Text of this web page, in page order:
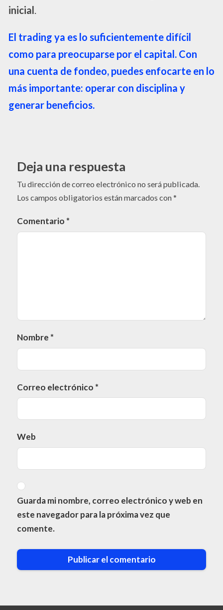
inicial .
El trading ya es lo suficientemente difícil
como para preocuparse por el capital. Con
una cuenta de fondeo, puedes enfocarte en lo
más importante: operar con disciplina y
generar beneficios.
Deja una respuesta
Tu dirección de correo electrónico no será publicada.
Los campos obligatorios están marcados con*
Comentario *
Nombre *
Correo electrónico *
Web
Guarda mi nombre, correo electrónico y web en
este navegador para la próxima vez que
comente.